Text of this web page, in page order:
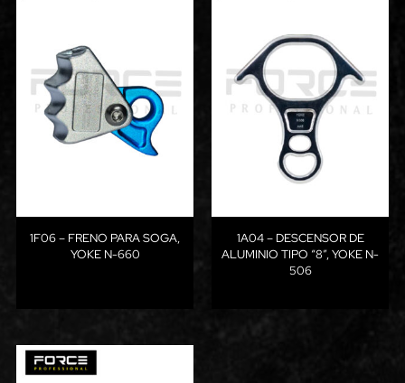
1F06 – FRENO PARA SOGA,
YOKE N-660
1A04 – DESCENSOR DE
ALUMINIO TIPO “8”, YOKE N-
506